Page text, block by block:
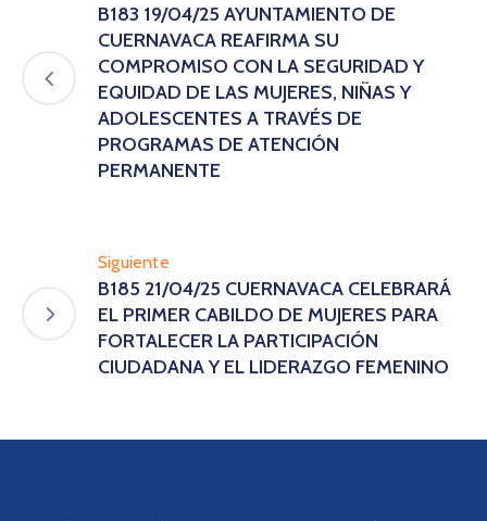
B183 19/04/25 AYUNTAMIENTO DE
CUERNAVACA REAFIRMA SU
COMPROMISO CON LA SEGURIDAD Y
EQUIDAD DE LAS MUJERES, NIÑAS Y
ADOLESCENTES A TRAVÉS DE
PROGRAMAS DE ATENCIÓN
PERMANENTE
Siguiente
B185 21/04/25 CUERNAVACA CELEBRARÁ
EL PRIMER CABILDO DE MUJERES PARA
FORTALECER LA PARTICIPACIÓN
CIUDADANA Y EL LIDERAZGO FEMENINO